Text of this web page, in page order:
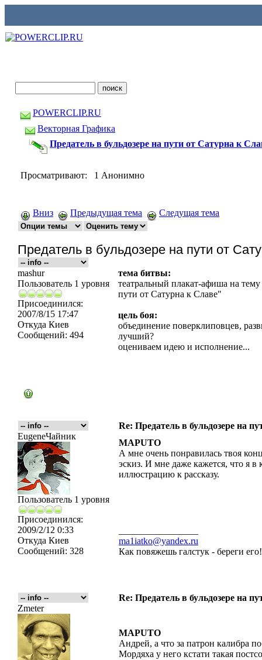
POWERCLIP.RU
Векторная Графика
Предатель в бульдозере на пути от Сатурна к
Просматривают: 1 Анонимно
Вниз Предыдущая тема Следущая тема
Предатель в бульдозере на пути от
mashur
Пользователь 1 уровня
Присоединился:
2007/8/15 17:47
Откуда Киев
Сообщений: 494
тема битвы:
театральный плакат-афиша на
пути от Сатурна к Славе"
цель боя:
объединение поверклиповцев,
лучший?
оцениваем идею и исполнение...
Re: Предатель в бульдозере на
EugeneЧайник
Пользователь 1 уровня
Присоединился:
2009/2/12 0:33
Откуда Киев
Сообщений: 328
MAPUTO
А мне очень понравилась твоя
эскиз. И мне даже кажется, что я
иллюстрацию к рассказу.
ma1iatko@yandex.ru
Как повяжешь галстук - береги
Re: Предатель в бульдозере на
Zmeter
MAPUTO
Андрей, а что за патрон калибра
Мордяха у него кстати такая